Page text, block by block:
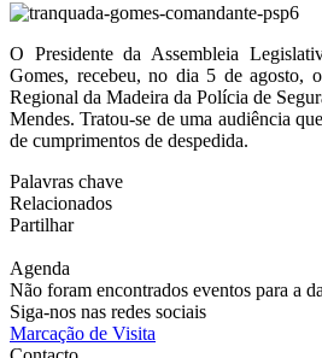
O Presidente da Assembleia
Gomes, recebeu, no dia 5 de agosto,
Regional da Madeira da Polícia de
Mendes. Tratou-se de uma audiência
de cumprimentos de despedida.
Palavras chave
Relacionados
Partilhar
Agenda
Não foram encontrados eventos para a
Siga-nos nas redes sociais
Marcação de Visita